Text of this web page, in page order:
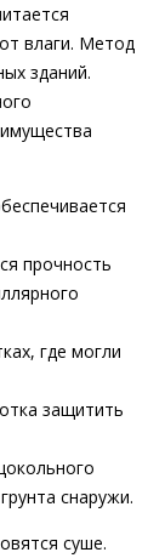
влаги. Метод
зданий.
прочность
где могли
защитить
снаружи.
суше.